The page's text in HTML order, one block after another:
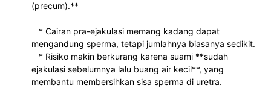
(precum).**
mengandung sperma, tetapi jumlahnya biasanya sedikit.
ejakulasi sebelumnya lalu buang air kecil**, yang
membantu membersihkan sisa sperma di uretra.